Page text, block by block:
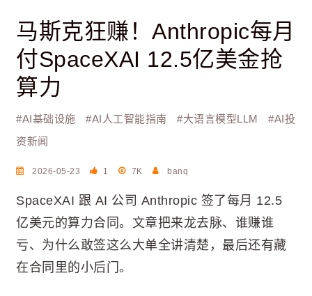
马斯克狂赚！Anthropic每月
付SpaceXAI 12.5亿美金抢
算力
#AI基础设施 #AI人工智能指南 #大语言模型LLM #AI投
资新闻
2026-05-23 1 7K banq
SpaceXAI 跟 AI 公司 Anthropic 签了每月 12.5
亿美元的算力合同。文章把来龙去脉、谁赚谁
亏、为什么敢签这么大单全讲清楚，最后还有藏
在合同里的小后门。